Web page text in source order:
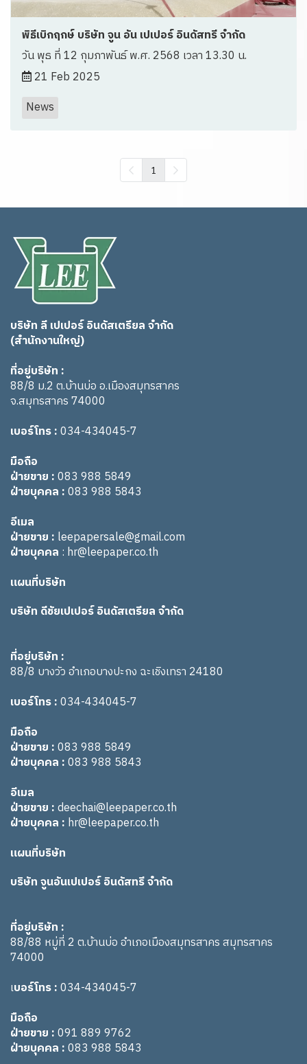
พิธีเบิกฤกษ์ บริษัท จูน อัน เปเปอร์ อินดัสทรี จำกัด
วัน พุธ ที่ 12 กุมภาพันธ์ พ.ศ. 2568 เวลา 13.30 น.
21 Feb 2025
News
1
บริษัท ลี เปเปอร์ อินดัสเตรียล จำกัด
(สำนักงานใหญ่)
ที่อยู่บริษัท :
88/8 ม.2 ต.บ้านบ่อ อ.เมืองสมุทรสาคร
จ.สมุทรสาคร 74000
เบอร์โทร :034-434045-7
มือถือ
ฝ่ายขาย :083 988 5849
ฝ่ายบุคคล :083 988 5843
อีเมล
ฝ่ายขาย : leepapersale@gmail.com
ฝ่ายบุคคล : hr@leepaper.co.th
แผนที่บริษัท
บริษัท ดีชัยเปเปอร์ อินดัสเตรียล จำกัด
ที่อยู่บริษัท :
88/8 บางวัว อำเภอบางปะกง ฉะเชิงเทรา 24180
เบอร์โทร :034-434045-7
มือถือ
ฝ่ายขาย :083 988 5849
ฝ่ายบุคคล :083 988 5843
อีเมล
ฝ่ายขาย :deechai@leepaper.co.th
ฝ่ายบุคคล : hr@leepaper.co.th
แผนที่บริษัท
บริษัท จูนอันเปเปอร์ อินดัสทรี จำกัด
ที่อยู่บริษัท :
88/88 หมู่ที่ 2 ต.บ้านบ่อ อำเภอเมืองสมุทรสาคร สมุทรสาคร
74000
เบอร์โทร :034-434045-7
มือถือ
ฝ่ายขาย :091 889 9762
ฝ่ายบุคคล :083 988 5843